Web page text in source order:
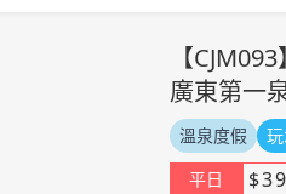
【CJM093】
廣東第一
溫泉度假
平日
$